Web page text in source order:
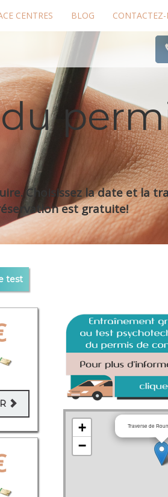
CENTRES BLOG
Choisissez la date et la
est gratuite!
test
Traverse de
+
−